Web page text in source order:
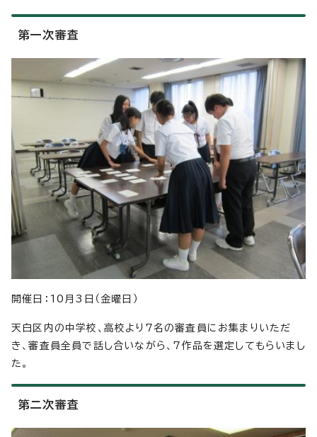
第一次審査
開催日：10月3日（金曜日）
天白区内の中学校、高校より7名の審査員にお集まりいただ
き、審査員全員で話し合いながら、7作品を選定してもらいまし
た。
第二次審査